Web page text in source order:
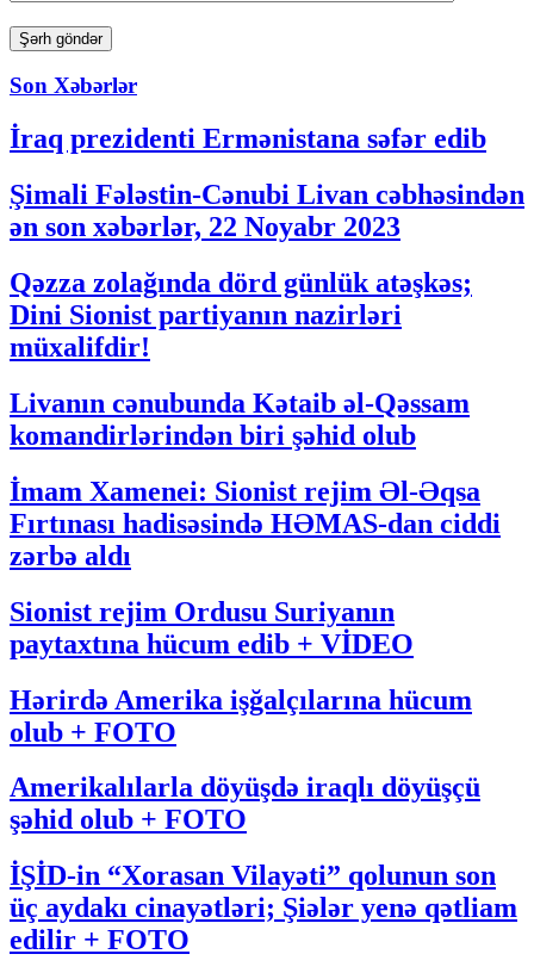
Son Xəbərlər
İraq prezidenti Ermənistana səfər edib
Şimali Fələstin-Cənubi Livan cəbhəsindən
ən son xəbərlər, 22 Noyabr 2023
Qəzza zolağında dörd günlük atəşkəs;
Dini Sionist partiyanın nazirləri
müxalifdir!
Livanın cənubunda Kətaib əl-Qəssam
komandirlərindən biri şəhid olub
İmam Xamenei: Sionist rejim Əl-Əqsa
Fırtınası hadisəsində HƏMAS-dan ciddi
zərbə aldı
Sionist rejim Ordusu Suriyanın
paytaxtına hücum edib + VİDEO
Hərirdə Amerika işğalçılarına hücum
olub + FOTO
Amerikalılarla döyüşdə iraqlı döyüşçü
şəhid olub + FOTO
İŞİD-in “Xorasan Vilayəti” qolunun son
üç aydakı cinayətləri; Şiələr yenə qətliam
edilir + FOTO